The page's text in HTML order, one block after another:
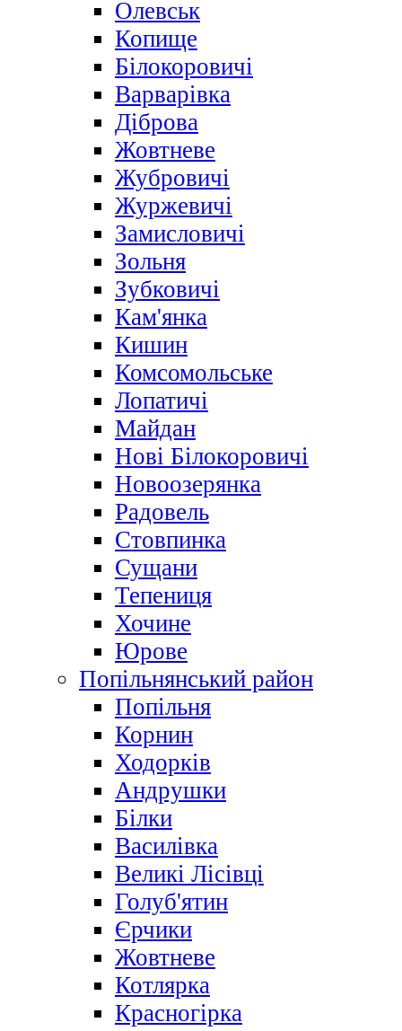
Олевськ
Копище
Білокоровичі
Варварівка
Діброва
Жовтневе
Жубровичі
Журжевичі
Замисловичі
Зольня
Зубковичі
Кам'янка
Кишин
Комсомольське
Лопатичі
Майдан
Нові Білокоровичі
Новоозерянка
Радовель
Стовпинка
Сущани
Тепениця
Хочине
Юрове
Попільнянський район
Попільня
Корнин
Ходорків
Андрушки
Білки
Василівка
Великі Лісівці
Голуб'ятин
Єрчики
Жовтневе
Котлярка
Красногірка